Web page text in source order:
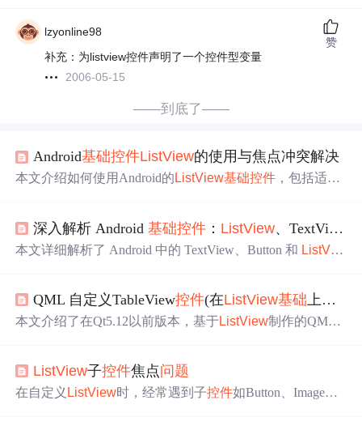
lzyonline98
补充：为listview控件声明了一个控件型变量
2006-05-15
赞
——到底了——
Android基础控件ListView的使用与焦点冲突解决
本文介绍如何使用Android的 ListView基础控件 ，包括适配
帮助开发者实现更高效、响应式的列表视图。
深入解析 Android基础控件 ： ListView、TextView、Button 的使用与原理（含面试题）
本文详细解析了 Android 中的 TextView、Button 和 ListVie
及其解答，帮助开发者深入理解控件的工作机制。
QML 自定义TableView控件(在ListView基础 上实现类似QTableView功能)
本文介绍了在Qt5.12以前版本，基于ListView制作的QML
还提供了下载链接，同时针对部分版本出现的
决办法。
ListView子控件焦点问题
在自定义 ListView时，经常遇到子控件如Button、ImageBut